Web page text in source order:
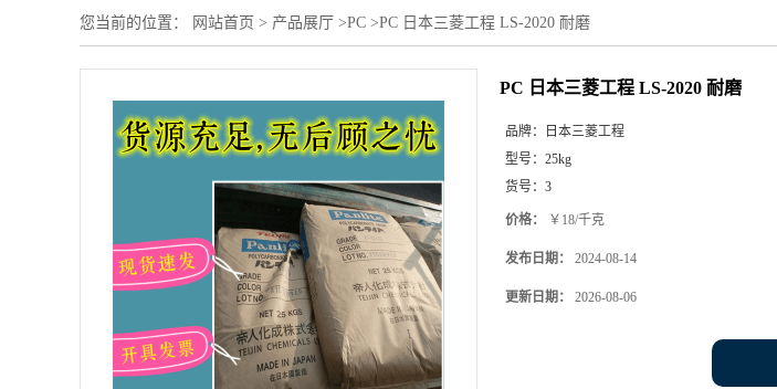
您当前的位置： 网站首页 > 产品展厅 >PC >PC 日本三菱工程 LS-2020 耐磨
PC 日本三菱工程 LS-2020 耐磨
品牌：
日本三菱工程
型号： 25kg
货号： 3
价格： ￥18/千克
发布日期： 2024-08-14
更新日期： 2026-08-06